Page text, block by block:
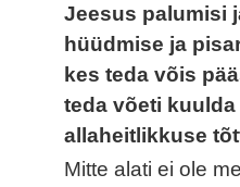
Jeesus palumisi
hüüdmise ja
kes teda võis
teda võeti kuulda
allaheitlikkuse
Mitte alati ei ole